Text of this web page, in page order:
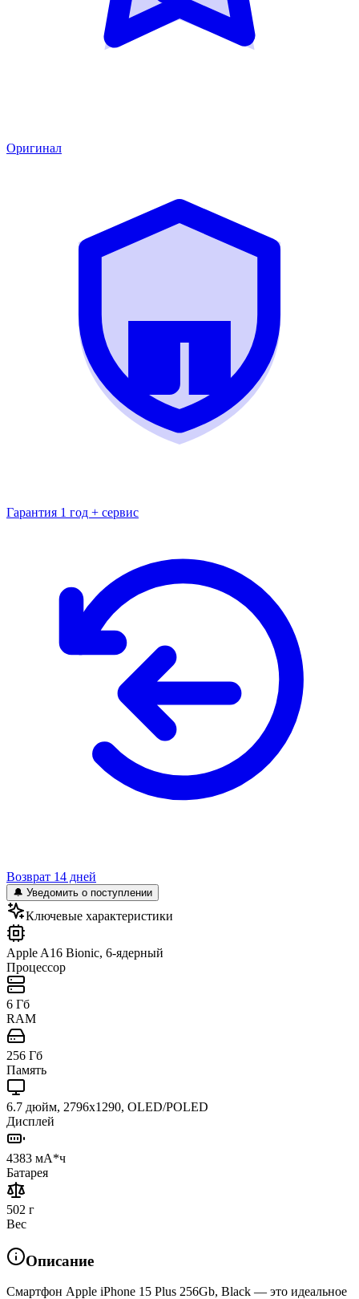
Оригинал
Гарантия 1 год + сервис
Возврат 14 дней
🔔 Уведомить о поступлении
Ключевые характеристики
Apple A16 Bionic, 6-ядерный
Процессор
6 Гб
RAM
256 Гб
Память
6.7 дюйм, 2796x1290, OLED/POLED
Дисплей
4383 мА*ч
Батарея
502 г
Вес
Описание
Смартфон Apple iPhone 15 Plus 256Gb, Black — это идеальное